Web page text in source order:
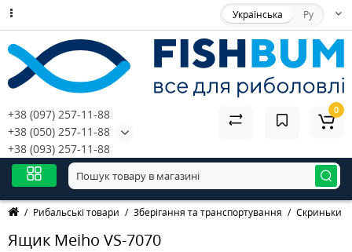
Українська Ру
+38 (097) 257-11-88
+38 (050) 257-11-88
+38 (093) 257-11-88
0
Рибальські товари Зберігання та транспортування Скриньки
Ящик Meiho VS-7070